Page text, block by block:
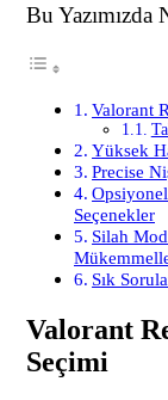
Bu Yazımızda
Valorant
Yüksek
Precise
Seçenekler
Silah
Sık
Valorant
Seçimi